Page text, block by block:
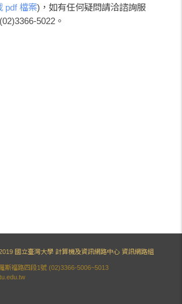
pdf 檔案)，如有任何疑問請洽諮詢服
5022。
國立臺灣大學 計算機及資訊網路中心 資訊網路組
斯福路四段1號 (02)3366-5006~5013